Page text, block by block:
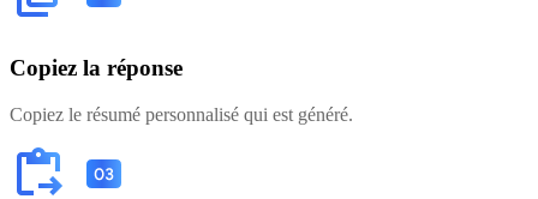
Copiez la réponse
Copiez le résumé personnalisé qui est généré.